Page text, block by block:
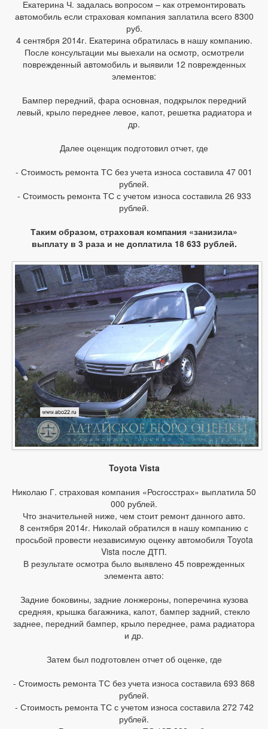
Екатерина Ч. задалась вопросом – как отремонтировать
автомобиль если страховая компания заплатила всего 8300
руб.
4 сентября 2014г. Екатерина обратилась в нашу компанию.
После консультации мы выехали на осмотр, осмотрели
поврежденный автомобиль и выявили 12 поврежденных
элементов:
Бампер передний, фара основная, подкрылок передний
левый, крыло переднее левое, капот, решетка радиатора и
др.
Далее оценщик подготовил отчет, где
- Стоимость ремонта ТС без учета износа составила 47 001
рублей.
- Стоимость ремонта ТС с учетом износа составила 26 933
рублей.
Таким образом, страховая компания «занизила»
выплату в 3 раза и не доплатила 18 633 рублей.
Toyota Vista
Николаю Г. страховая компания «Росгосстрах» выплатила 50
000 рублей.
Что значительней ниже, чем стоит ремонт данного авто.
8 сентября 2014г. Николай обратился в нашу компанию с
просьбой провести независимую оценку автомобиля Toyota
Vista после ДТП.
В результате осмотра было выявлено 45 поврежденных
элемента авто:
Задние боковины, задние лонжероны, поперечина кузова
средняя, крышка багажника, капот, бампер задний, стекло
заднее, передний бампер, крыло переднее, рама радиатора
и др.
Затем был подготовлен отчет об оценке, где
- Стоимость ремонта ТС без учета износа составила 693 868
рублей.
- Стоимость ремонта ТС с учетом износа составила 272 742
рублей.